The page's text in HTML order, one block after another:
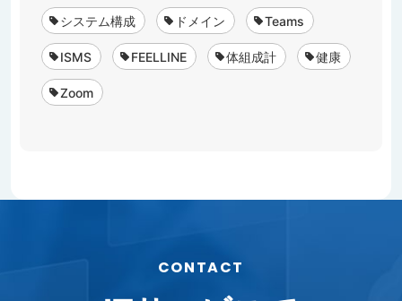
システム構成 ドメイン Teams
ISMS FEELLINE 体組成計 健康
Zoom
CONTACT